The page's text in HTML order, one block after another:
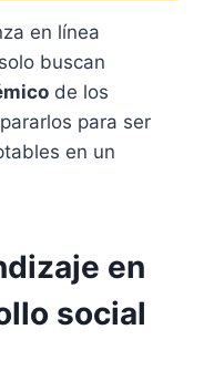
en línea
buscan
de los
para ser
en un
en
social